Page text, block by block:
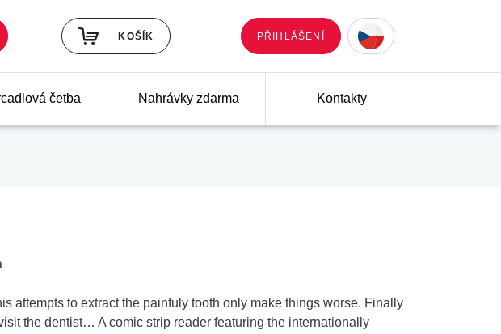
KOŠÍK PŘIHLÁŠENÍ
četba Nahrávky zdarma Kontakty
attempts to extract the painfuly tooth only make things worse. Finally
the dentist… A comic strip reader featuring the internationally